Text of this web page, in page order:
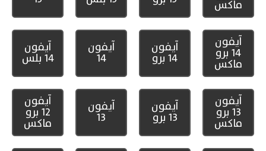
ماكس
آيفون
14 برو
ماكس
آيفون
14 برو
آيفون
14
آيفون
14 بلس
آيفون
13 برو
ماكس
آيفون
13 برو
آيفون
13
آيفون
12 برو
ماكس